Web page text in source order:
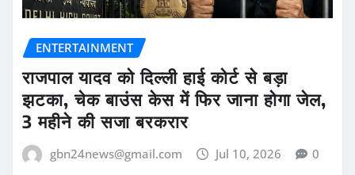
ENTERTAINMENT
राजपाल यादव को दिल्ली हाई कोर्ट से बड़ा
झटका, चेक बाउंस केस में फिर जाना होगा जेल,
3 महीने की सजा बरकरार
gbn24news@gmail.com Jul 10, 2026 0